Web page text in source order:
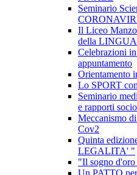
Seminario
Il Liceo
della
Celebrazioni
appuntamento
Orientamento
Lo SPORT
Seminario
e rapporti
Meccanismo
Cov2
Quinta
LEGALITA' "
"Il sogno d'oro